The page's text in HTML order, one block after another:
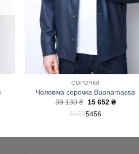
СОРОЧКИ
Чоловіча сорочка Buonamassa
39 130₴
Оригінальна
39
15 652 ₴Поточна
50525456